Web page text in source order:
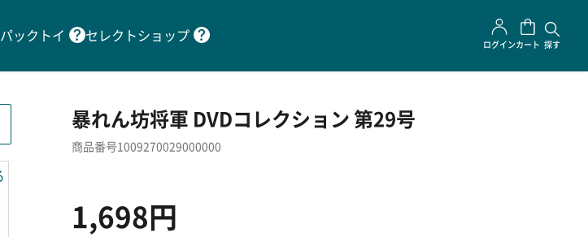
パックトイ セレクトショップ ログインカート 探す
暴れん坊将軍 DVDコレクション 第29号
商品番号1009270029000000
1,698円